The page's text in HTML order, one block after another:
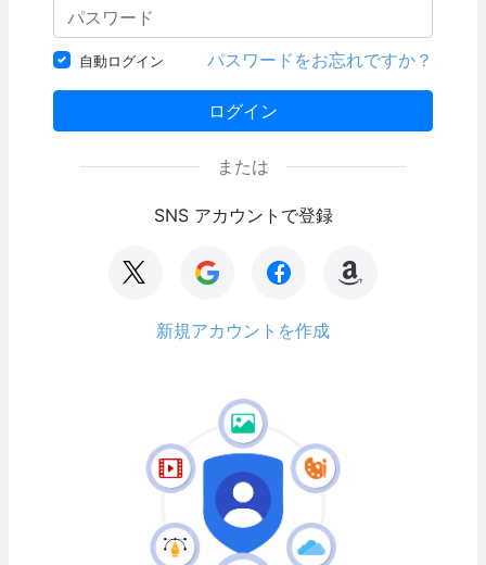
自動ログイン パスワードをお忘れですか？
ログイン
または
SNS アカウントで登録
新規アカウントを作成